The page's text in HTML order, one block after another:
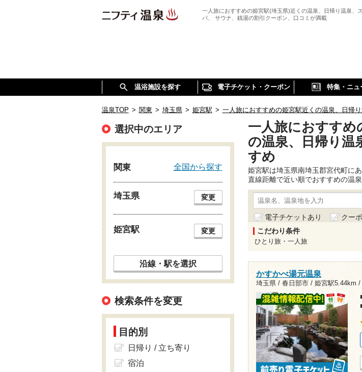
一人旅におすすめの姫宮駅(埼玉県)近くの温泉、日帰り温泉、
パ、 サウナ、銭湯の割引クーポン、口コミが満載
温浴施設を探す 電子チケット・クーポン 特集・ニュ
温泉TOP > 関東 > 埼玉県 > 姫宮駅 > 一人旅におすすめの姫宮駅近くの温泉、日帰
一人旅におすすめ
の温泉、日帰り温
すめ
姫宮駅は埼玉県南埼玉郡宮代町に
直線距離で近い順でおすすめの温
電子チケットあり クー
こだわり条件
ひとり旅・一人旅
かすかべ湯元温泉
埼玉県 / 春日部市 / 姫宮駅5.44km /
選択中のエリア
関東 全国から探す
埼玉県 変更
姫宮駅 変更
沿線・駅を選択
検索条件を変更
目的別
日帰り / 立ち寄り
宿泊